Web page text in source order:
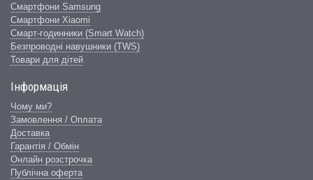
Смартфони Samsung
Смартфони Xiaomi
Смарт-годинники (Smart Watch)
Безпроводні навушники (TWS)
Товари для дітей
Інформація
Чому ми?
Замовлення / Оплата
Доставка
Гарантія / Обмін
Онлайн розстрочка
Публічна оферта